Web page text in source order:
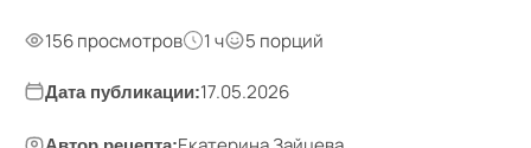
156 просмотров 1 ч 5 порций
Дата публикации:17.05.2026